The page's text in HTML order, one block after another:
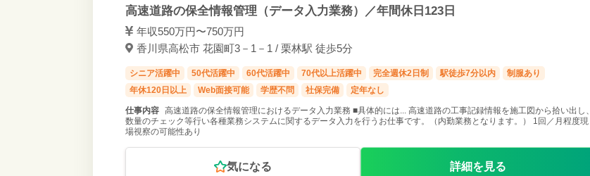
高速道路の保全情報管理（データ入力業務）／年間休日123日
年収550万円〜750万円
香川県高松市 花園町3－1－1 / 栗林駅 徒歩5分
シニア活躍中 50代活躍中 60代活躍中 70代以上活躍中 完全週休2日制 駅徒歩7分以内
制服あり
年休120日以上
Web面接可能 学歴不問 社保完備 定年なし
仕事内容
高速道路の保全情報管理におけるデータ入力業務 ■具体的には... 高速道路の工事記録情報を施工図から拾い出し、
数量のチェック等行い各種業務システムに関するデータ入力を行うお仕事です。（内勤業務となります。） 1回／月程度現
場視察の可能性あり
気になる 詳細を見る